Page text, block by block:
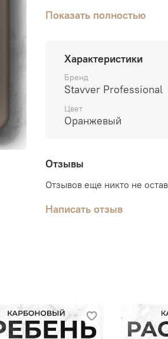
бигуди разного
Показать полностью
Характеристики
Бренд
Stavver Professional
Цвет
Оранжевый
Отзывы
Отзывов еще никто не
Написать отзыв